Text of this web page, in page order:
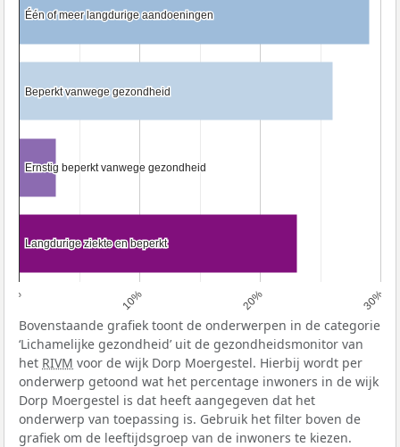
0% 10% 20% 30%
Één of meer langdurige aandoeningen
Één of meer langdurige aandoeningen
Beperkt vanwege gezondheid
Beperkt vanwege gezondheid
Ernstig beperkt vanwege gezondheid
Ernstig beperkt vanwege gezondheid
Langdurige ziekte en beperkt
Langdurige ziekte en beperkt
Bovenstaande grafiek toont de onderwerpen in de categorie
‘Lichamelijke gezondheid’ uit de gezondheidsmonitor van
het RIVM voor de wijk Dorp Moergestel. Hierbij wordt per
onderwerp getoond wat het percentage inwoners in de wijk
Dorp Moergestel is dat heeft aangegeven dat het
onderwerp van toepassing is. Gebruik het filter boven de
grafiek om de leeftijdsgroep van de inwoners te kiezen.